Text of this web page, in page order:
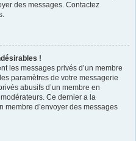
des messages. Contactez
!
les messages privés d’un membre
paramètres de votre messagerie
abusifs d’un membre en
Ce dernier a la
membre d’envoyer des messages